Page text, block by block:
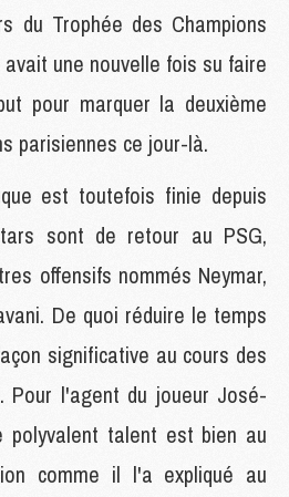
du Trophée des Champions
une nouvelle fois su faire
pour marquer la deuxième
parisiennes ce jour-là.
est toutefois finie depuis
sont de retour au PSG,
offensifs nommés Neymar,
De quoi réduire le temps
significative au cours des
Pour l'agent du joueur José-
polyvalent talent est bien au
comme il l'a expliqué au